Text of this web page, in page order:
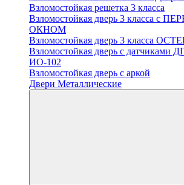
Взломостойкая решетка 3 класса
Взломостойкая дверь 3 класса с
ОКНОМ
Взломостойкая дверь 3 класса
Взломостойкая дверь с
ИО-102
Взломостойкая дверь с аркой
Двери Металлические